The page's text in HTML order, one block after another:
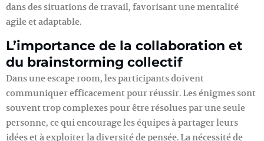
dans des situations de travail, favorisant une mentalité
agile et adaptable.
L’importance de la collaboration et
du brainstorming collectif
Dans une escape room, les participants doivent
communiquer efficacement pour réussir. Les énigmes sont
souvent trop complexes pour être résolues par une seule
personne, ce qui encourage les équipes à partager leurs
idées et à exploiter la diversité de pensée. La nécessité de